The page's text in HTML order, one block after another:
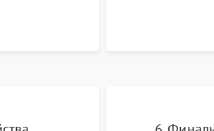
прогаров,
драйвера